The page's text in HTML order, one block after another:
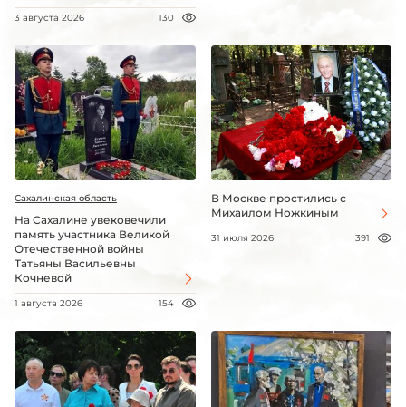
3 августа 2026 130
Сахалинская область
На Сахалине увековечили
память участника Великой
Отечественной войны
Татьяны Васильевны
Кочневой
1 августа 2026 154
В Москве простились с
Михаилом Ножкиным
31 июля 2026 391